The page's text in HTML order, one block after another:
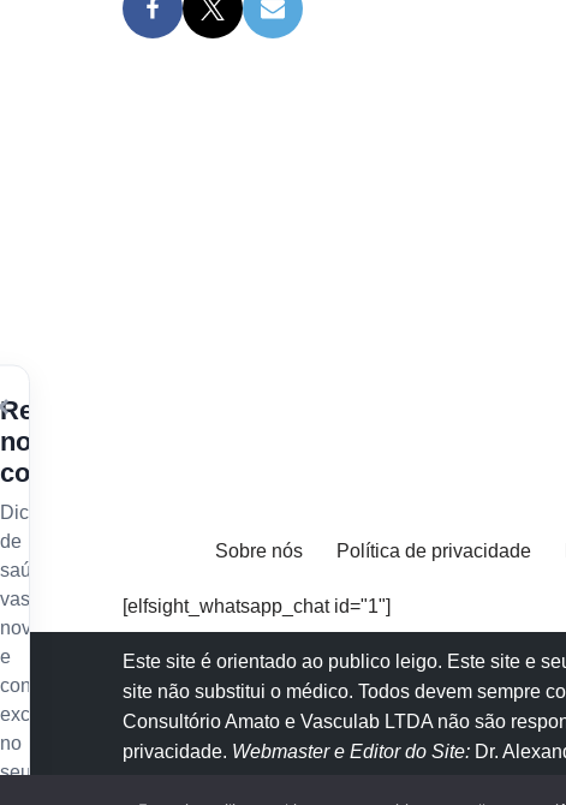
Sobre nós Política de privacidade
[elfsight_whatsapp_chat id="1"]
Este site é orientado ao publico leigo. Este site e
site não substitui o médico. Todos devem sempre
Consultório Amato e Vasculab LTDA não são
privacidade. Webmaster e Editor do Site: Dr.
Receba
nossos
conteúdos
Dicas
de
saúde
vascular,
novidades
e
conteúdo
exclusivo
no
seu